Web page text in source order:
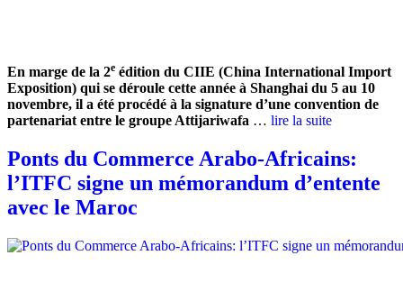
En marge de la 2e édition du CIIE (China International Import
Exposition) qui se déroule cette année à Shanghai du 5 au 10
novembre, il a été procédé à la signature d’une convention de
partenariat entre le groupe Attijariwafa … lire la suite
Ponts du Commerce Arabo-Africains:
l’ITFC signe un mémorandum d’entente
avec le Maroc